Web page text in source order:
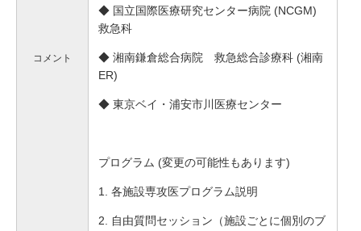
コメント
◆ 国立国際医療研究センター病院 (NCGM)
救急科
◆ 湘南鎌倉総合病院 救急総合診療科 (湘南
ER)
◆ 東京ベイ・浦安市川医療センター
プログラム (変更の可能性もあります)
1. 各施設専攻医プログラム説明
2. 自由質問セッション （施設ごとに個別のブ